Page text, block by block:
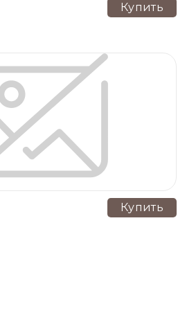
Купить
Купить